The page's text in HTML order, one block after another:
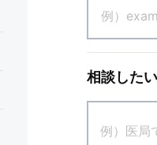
相談した